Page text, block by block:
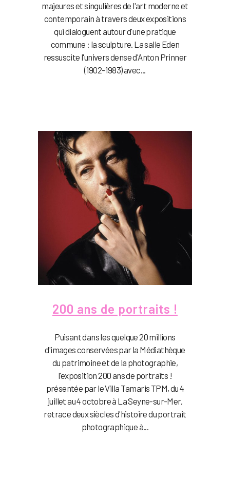
majeures et singulières de l'art moderne et
contemporain à travers deux expositions
qui dialoguent autour d'une pratique
commune : la sculpture. La salle Eden
ressuscite l'univers dense d'Anton Prinner
(1902-1983) avec...
200 ans de portraits !
Puisant dans les quelque 20 millions
d'images conservées par la Médiathèque
du patrimoine et de la photographie,
l'exposition 200 ans de portraits !
présentée par le Villa Tamaris TPM, du 4
juillet au 4 octobre à La Seyne-sur-Mer,
retrace deux siècles d'histoire du portrait
photographique à...